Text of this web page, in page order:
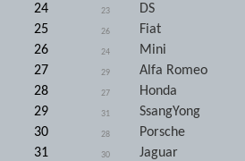
24
23 DS
25
26 Fiat
26
24 Mini
27
29 Alfa Romeo
28
27 Honda
29
31 SsangYong
30
28 Porsche
31
30 Jaguar